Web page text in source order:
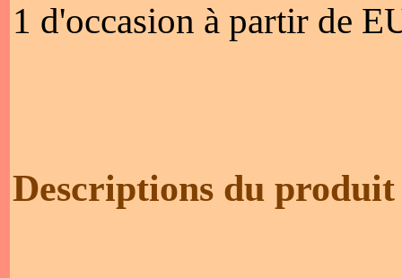
1 d'occasion à partir de
Descriptions du produit